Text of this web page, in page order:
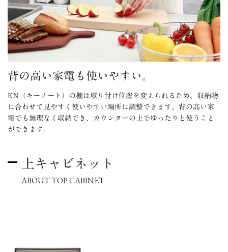
背の高い家電も使いやすい。
KN（キーノート）の棚は取り付け位置を変えられるため、収納物
に合わせて見やすく使いやすい場所に調整できます。背の高い家
電でも無理なく収納でき、カウンターの上でゆったりと使うこと
ができます。
上キャビネット
ABOUT TOP CABINET